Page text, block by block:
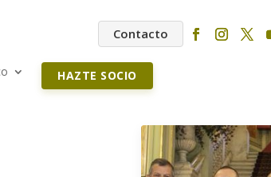
Contacto
HAZTE SOCIO